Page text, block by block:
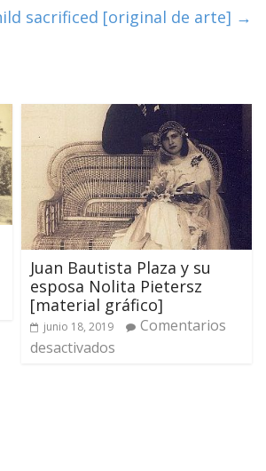
sacrificed [original de arte] →
Juan Bautista Plaza y su
esposa Nolita Pietersz
[material gráfico]
junio 18, 2019
Comentarios
desactivados